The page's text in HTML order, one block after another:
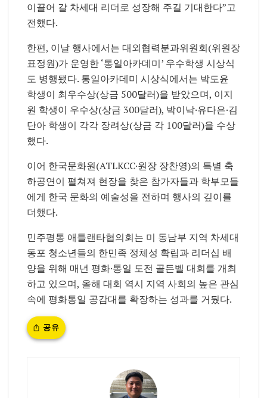
이끌어 갈 차세대 리더로 성장해 주길 기대한다”고
전했다.
한편, 이날 행사에서는 대외협력분과위원회(위원장
표정원)가 운영한 ‘통일아카데미’ 우수학생 시상식
도 병행됐다. 통일아카데미 시상식에서는 박도윤
학생이 최우수상(상금 500달러)을 받았으며, 이지
원 학생이 우수상(상금 300달러), 박이낙·유다은·김
단아 학생이 각각 장려상(상금 각 100달러)을 수상
했다.
이어 한국문화원(ATLKCC·원장 장찬영)의 특별 축
하공연이 펼쳐져 현장을 찾은 참가자들과 학부모들
에게 한국 문화의 예술성을 전하며 행사의 깊이를
더했다.
민주평통 애틀랜타협의회는 미 동남부 지역 차세대
동포 청소년들의 한민족 정체성 확립과 리더십 배
양을 위해 매년 평화·통일 도전 골든벨 대회를 개최
하고 있으며, 올해 대회 역시 지역 사회의 높은 관심
속에 평화통일 공감대를 확장하는 성과를 거뒀다.
공유